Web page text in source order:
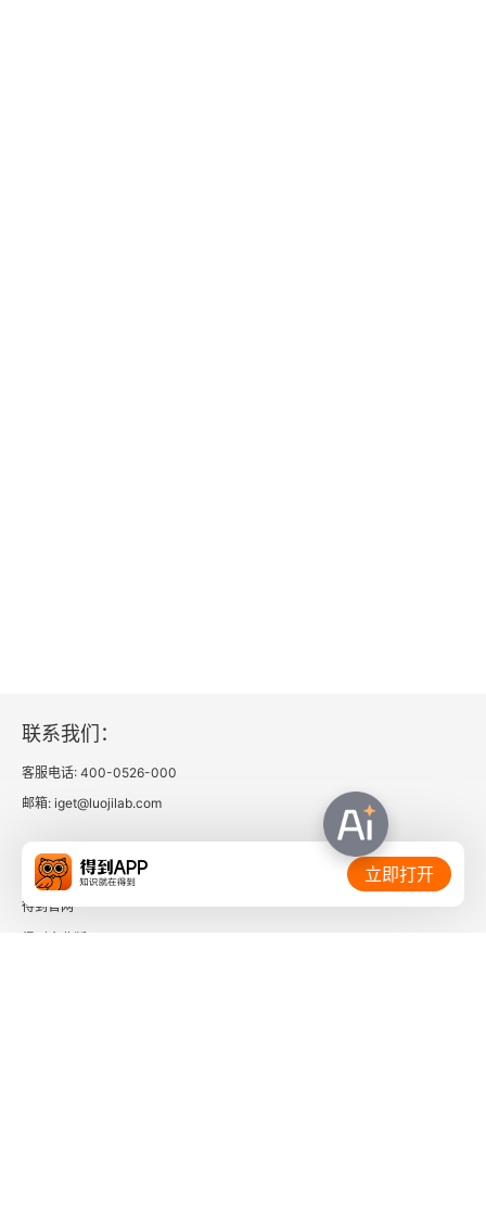
联系我们：
客服电话: 400-0526-000
邮箱: iget@luojilab.com
相关链接：
得到官网
立即打开